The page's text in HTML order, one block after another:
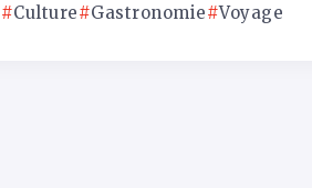
Culture Gastronomie Voyage